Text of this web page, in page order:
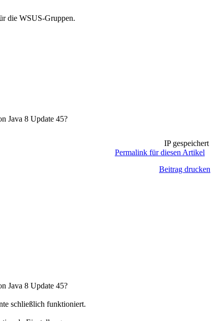
die WSUS-Gruppen.
Java 8 Update 45?
IP gespeichert
Permalink für diesen Artikel
Beitrag drucken
Java 8 Update 45?
schließlich funktioniert.